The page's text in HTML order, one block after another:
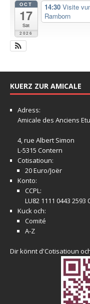
OCT
17
Sat
2026
14:30 Visite
Ramborn
KUERZ ZUR AMICALE
Adress:
Amicale des Anciens
4, rue Albert Simon
L-5315 Contern
Cotisatioun:
20 Euro/Joër
Konto:
CCPL:
LU82 1111 0443 2593
Kuck och:
Comité
A-Z
Dir könnt d'Cotisatioun